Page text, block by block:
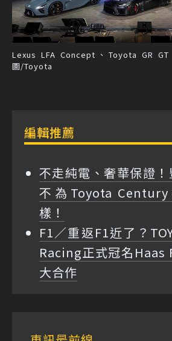
Lexus LFA Concept、Toyota GR GT
圖/Toyota
編輯推薦
不走純電、奢華保證
不為Toyota
樣！
F1／重返F1近了？
Racing正式冠名Haas
大合作